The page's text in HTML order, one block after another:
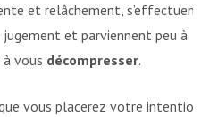
et relâchement, s’effectuent
et parviennent peu à
vous décompresser.
vous placerez votre intention